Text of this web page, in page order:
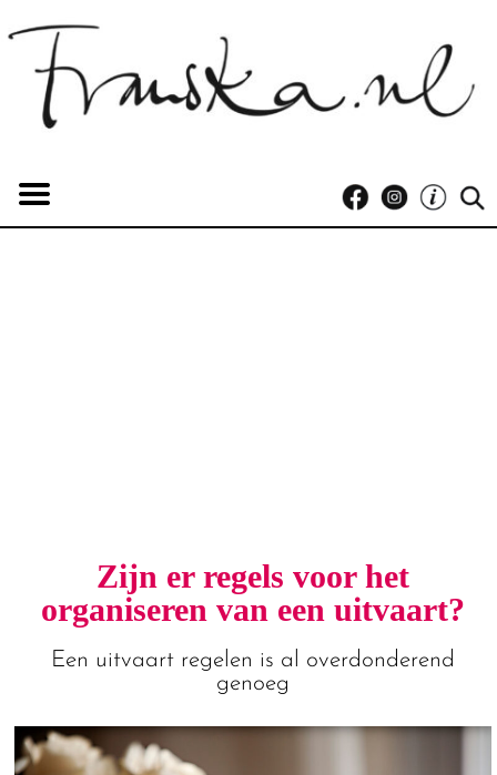
Zijn er regels voor het
organiseren van een uitvaart?
Een uitvaart regelen is al overdonderend
genoeg